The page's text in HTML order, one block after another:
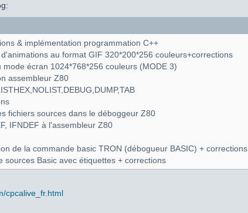
& implémentation programmation C++
au format GIF 320*200*256 couleurs+corrections
écran 1024*768*256 couleurs (MODE 3)
assembleur Z80
fichiers sources dans le déboggeur Z80
IFNDEF à l'assembleur Z80
de la commande basic TRON (débogueur BASIC) + corrections
sources Basic avec étiquettes + corrections
cpcalive_fr.html